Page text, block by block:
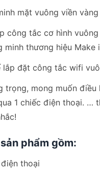
mặt vuông viền
công tắc cơ hình
thương hiệu Make
đặt công tắc wifi
trọng, mong muốn
1 chiếc điện thoại. …
phẩm gồm:
thoại